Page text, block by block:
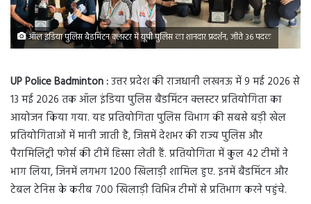
ऑल इंडिया पुलिस बैडमिंटन क्लस्टर में यूपी पुलिस का शानदार प्रदर्शन, जीते 36 पदक
UP Police Badminton :उत्तर प्रदेश की राजधानी लखनऊ में 9 मई 2026 से
13 मई 2026 तक ऑल इंडिया पुलिस बैडमिंटन क्लस्टर प्रतियोगिता का
आयोजन किया गया. यह प्रतियोगिता पुलिस विभाग की सबसे बड़ी खेल
प्रतियोगिताओं में मानी जाती है, जिसमें देशभर की राज्य पुलिस और
पैरामिलिट्री फोर्स की टीमें हिस्सा लेती हैं. प्रतियोगिता में कुल 42 टीमों ने
भाग लिया, जिनमें लगभग 1200 खिलाड़ी शामिल हुए. इनमें बैडमिंटन और
टेबल टेनिस के करीब 700 खिलाड़ी विभिन्न टीमों से प्रतिभाग करने पहुंचे.